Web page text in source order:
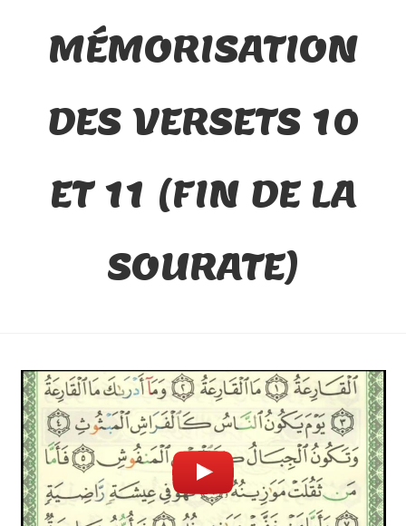
MÉMORISATION
DES VERSETS 10
ET 11 (FIN DE LA
SOURATE)